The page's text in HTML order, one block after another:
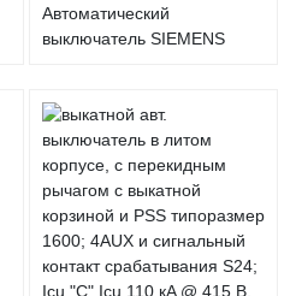
Автоматический
выключатель SIEMENS